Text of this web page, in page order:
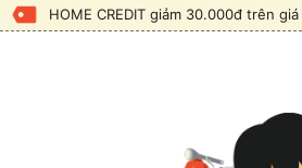
HOME CREDIT giảm 30.000đ trên giá